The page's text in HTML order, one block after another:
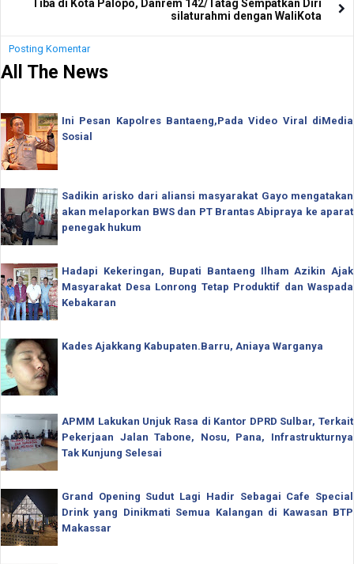
Tiba di Kota Palopo, Danrem 142/Tatag Sempatkan Diri
silaturahmi dengan WaliKota
Posting Komentar
All The News
Ini Pesan Kapolres Bantaeng,Pada Video Viral diMedia
Sosial
Sadikin arisko dari aliansi masyarakat Gayo mengatakan
akan melaporkan BWS dan PT Brantas Abipraya ke aparat
penegak hukum
Hadapi Kekeringan, Bupati Bantaeng Ilham Azikin Ajak
Masyarakat Desa Lonrong Tetap Produktif dan Waspada
Kebakaran
Kades Ajakkang Kabupaten.Barru, Aniaya Warganya
APMM Lakukan Unjuk Rasa di Kantor DPRD Sulbar, Terkait
Pekerjaan Jalan Tabone, Nosu, Pana, Infrastrukturnya
Tak Kunjung Selesai
Grand Opening Sudut Lagi Hadir Sebagai Cafe Special
Drink yang Dinikmati Semua Kalangan di Kawasan BTP
Makassar